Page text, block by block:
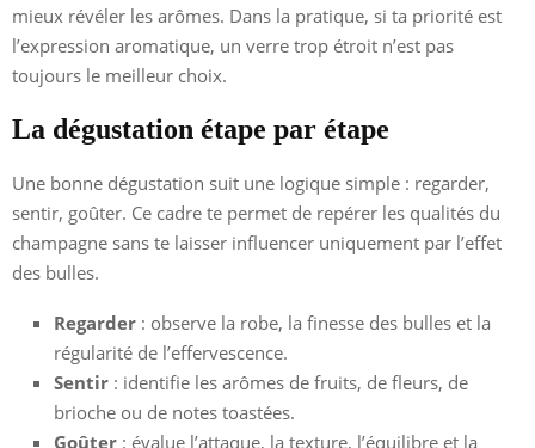
mieux révéler les arômes. Dans la pratique, si ta priorité est
l’expression aromatique, un verre trop étroit n’est pas
toujours le meilleur choix.
La dégustation étape par étape
Une bonne dégustation suit une logique simple : regarder,
sentir, goûter. Ce cadre te permet de repérer les qualités du
champagne sans te laisser influencer uniquement par l’effet
des bulles.
Regarder : observe la robe, la finesse des bulles et la
régularité de l’effervescence.
Sentir : identifie les arômes de fruits, de fleurs, de
brioche ou de notes toastées.
Goûter : évalue l’attaque, la texture, l’équilibre et la